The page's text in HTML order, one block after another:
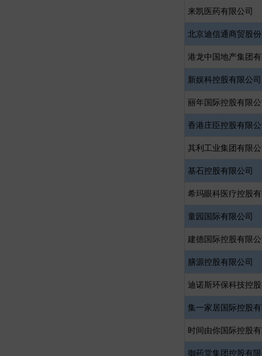
来凯医药有限公司
北京迪信通商贸股
港龙中国地产集团
新娱科控股有限公司
丽年国际控股有限
香港庄臣控股有限
其利工业集团有限
基石控股有限公司
希玛眼科医疗控股
童园国际有限公司
建德国际控股有限
膳源控股有限公司
迪诺斯环保科技控
集一家居国际控股
时间由你国际控股
御药堂集团控股有